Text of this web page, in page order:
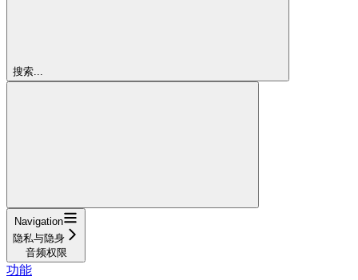
搜索...
Navigation
隐私与隐身
音频权限
功能